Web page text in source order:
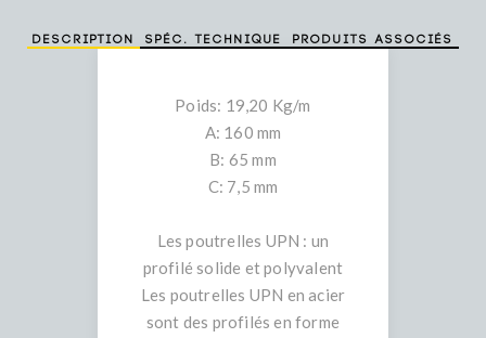
Description Spéc. technique Produits associés
Poids: 19,20 Kg/m
A: 160 mm
B: 65 mm
C: 7,5 mm
Les poutrelles UPN : un
profilé solide et polyvalent
Les poutrelles UPN en acier
sont des profilés en forme